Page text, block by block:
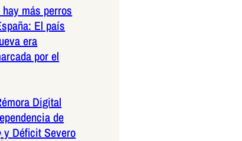
más perros
El país
era
por el
Digital
de
y Déficit Severo